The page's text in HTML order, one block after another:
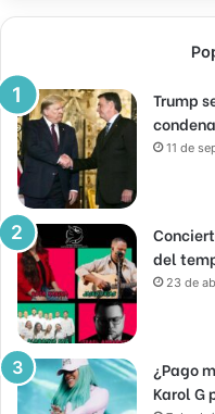
Trump
11 de
del
23 de
¿Pago
Karol G